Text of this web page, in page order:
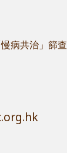
病共治」篩查